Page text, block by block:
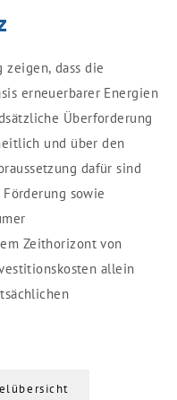
zeigen, dass die
erneuerbarer Energien
Überforderung
und über den
dafür sind
sowie
Zeithorizont von
allein